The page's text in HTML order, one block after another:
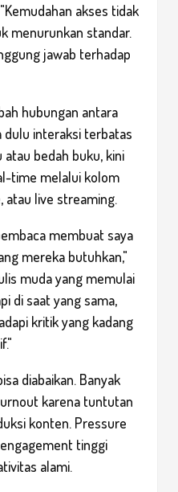
akses tidak
menurunkan standar.
jawab terhadap
hubungan antara
dulu interaksi terbatas
atau bedah buku, kini
time melalui kolom
atau live streaming.
membuat saya
mereka butuhkan,"
muda yang memulai
di saat yang sama,
kritik yang kadang
diabaikan. Banyak
karena tuntutan
konten. Pressure
tinggi
alami.